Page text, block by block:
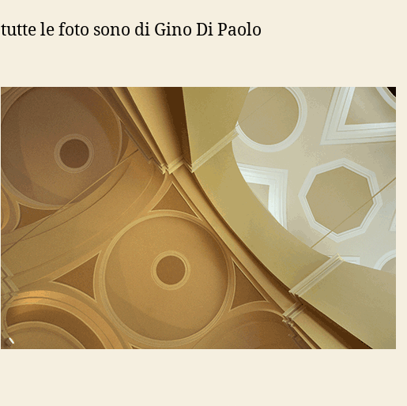
tutte le foto sono di Gino Di Paolo